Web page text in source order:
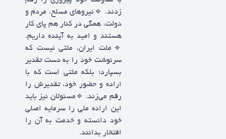
زدند. 🔹️نیروهای مسلح، مردم و
دولت، همگی در کنار هم پای کار
هستند و امید به آینده داریم.
🔹️ملت ایران، ملتی نیست که
سرنوشت خود را به دست تقدیر
بسپارد؛ بلکه ملتی است که با
اراده و حضور خود، تقدیرش را
رقم می‌زند. 🔹️مسئولان نیز باید
این اراده ملی را سرمایه اصلی
خود دانسته و خدمت به آن را
افتخار بدانند.